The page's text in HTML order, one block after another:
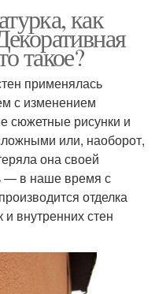
как
такое?
применялась
с изменением
сюжетные рисунки и
или, наоборот,
она своей
— в наше время с
отделка
внутренних стен